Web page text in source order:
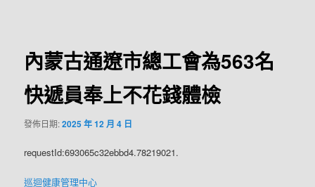
內蒙古通遼市總工會為563名
快遞員奉上不花錢體檢
發佈日期:2025 年 12 月 4 日
requestId:693065c32ebbd4.78219021.
巡迴健康管理中心